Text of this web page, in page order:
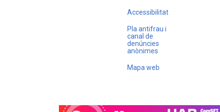
Accessibilitat
Pla antifrau i
canal de
denúncies
anònimes
Mapa web